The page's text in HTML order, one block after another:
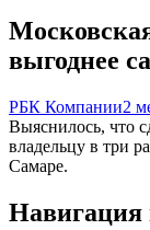
выгоднее
РБК Компании2
Выяснилось, что
владельцу в три
Самаре.
Навигация